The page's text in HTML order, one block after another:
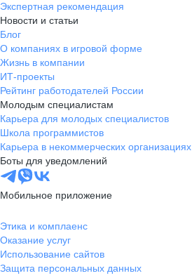
Экспертная рекомендация
Новости и статьи
Блог
О компаниях в игровой форме
Жизнь в компании
ИТ-проекты
Рейтинг работодателей России
Молодым специалистам
Карьера для молодых специалистов
Школа программистов
Карьера в некоммерческих организациях
Боты для уведомлений
Мобильное приложение
Этика и комплаенс
Оказание услуг
Использование сайтов
Защита персональных данных